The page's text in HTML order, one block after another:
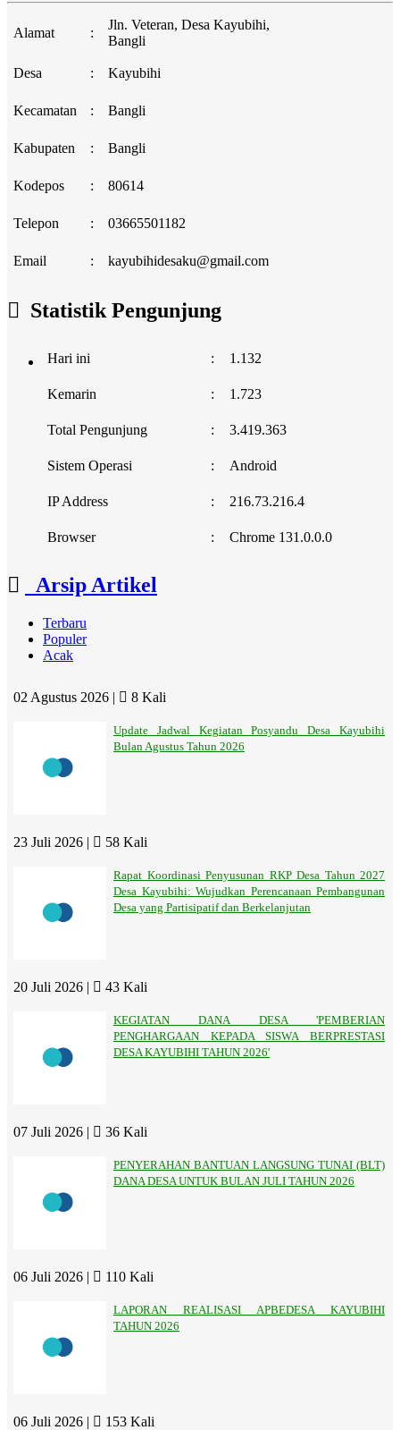
Alamat :
Jln. Veteran, Desa Kayubihi,
Bangli
Desa : Kayubihi
Kecamatan : Bangli
Kabupaten : Bangli
Kodepos : 80614
Telepon : 03665501182
Email : kayubihidesaku@gmail.com
Statistik Pengunjung
Hari ini : 1.132
Kemarin : 1.723
Total Pengunjung : 3.419.363
Sistem Operasi : Android
IP Address : 216.73.216.4
Browser : Chrome 131.0.0.0
Arsip Artikel
Terbaru
Populer
Acak
02 Agustus 2026 | 8 Kali
Update Jadwal Kegiatan Posyandu Desa Kayubihi
Bulan Agustus Tahun 2026
23 Juli 2026 | 58 Kali
Rapat Koordinasi Penyusunan RKP Desa Tahun 2027
Desa Kayubihi: Wujudkan Perencanaan Pembangunan
Desa yang Partisipatif dan Berkelanjutan
20 Juli 2026 | 43 Kali
KEGIATAN DANA DESA 'PEMBERIAN
PENGHARGAAN KEPADA SISWA BERPRESTASI
DESA KAYUBIHI TAHUN 2026'
07 Juli 2026 | 36 Kali
PENYERAHAN BANTUAN LANGSUNG TUNAI (BLT)
DANA DESA UNTUK BULAN JULI TAHUN 2026
06 Juli 2026 | 110 Kali
LAPORAN REALISASI APBEDESA KAYUBIHI
TAHUN 2026
06 Juli 2026 | 153 Kali